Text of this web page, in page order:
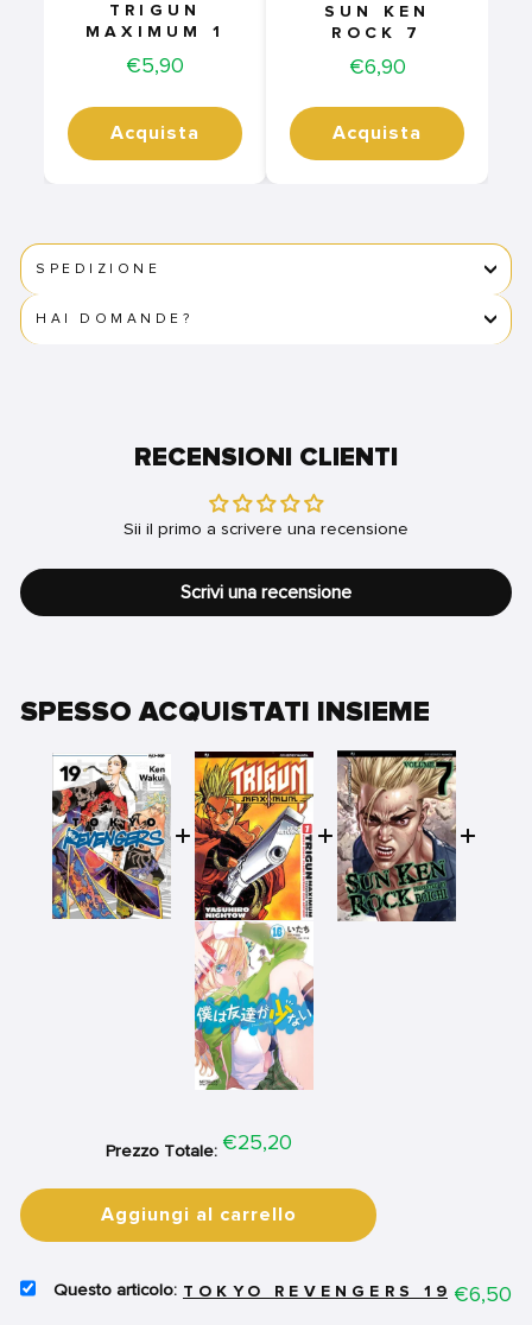
TRIGUN
MAXIMUM 1
Price
€5,90
Acquista
SUN KEN
ROCK 7
Price
€6,90
Acquista
SPEDIZIONE
HAI DOMANDE?
RECENSIONI CLIENTI
Sii il primo a scrivere una recensione
Scrivi una recensione
SPESSO ACQUISTATI INSIEME
Prezzo Totale: Price
€25,20
Aggiungi al carrello
SELECT
TOKYO REVENGERS 19 Price
€6,50